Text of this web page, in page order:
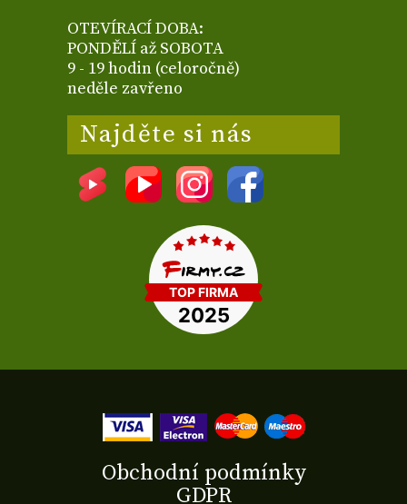
OTEVÍRACÍ DOBA:
PONDĚLÍ až SOBOTA
9 - 19 hodin (celoročně)
neděle zavřeno
Najděte si nás
Obchodní podmínky
GDPR